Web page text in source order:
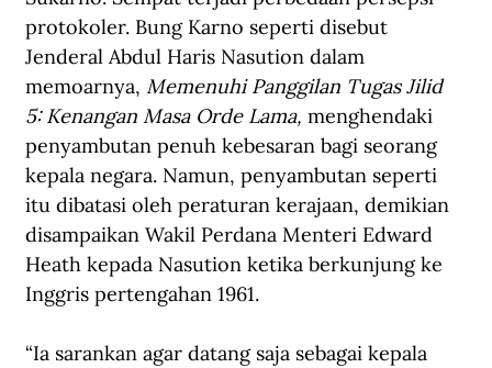
protokoler. Bung Karno seperti disebut
Jenderal Abdul Haris Nasution dalam
memoarnya, Memenuhi Panggilan Tugas Jilid
5: Kenangan Masa Orde Lama, menghendaki
penyambutan penuh kebesaran bagi seorang
kepala negara. Namun, penyambutan seperti
itu dibatasi oleh peraturan kerajaan, demikian
disampaikan Wakil Perdana Menteri Edward
Heath kepada Nasution ketika berkunjung ke
Inggris pertengahan 1961.
“Ia sarankan agar datang saja sebagai kepala